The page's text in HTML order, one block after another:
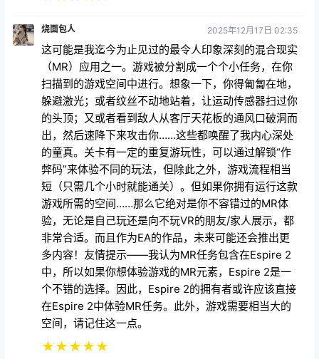
烧面包人 2025年12月17日 02:35
这可能是我迄今为止见过的最令人印象深刻的混合现实
（MR）应用之一。游戏被分割成一个个小任务，在你
扫描到的游戏空间中进行。想象一下，你得匍匐在地，
躲避激光；或者纹丝不动地站着，让运动传感器扫过你
的头顶；又或者看到敌人从客厅天花板的通风口破洞而
出，然后速降下来攻击你……这些都唤醒了我内心深处
的童真。关卡有一定的重复游玩性，可以通过解锁“作
弊码”来体验不同的玩法，但除此之外，游戏流程相当
短（只需几个小时就能通关）。但如果你拥有运行这款
游戏所需的空间……那么它绝对是你不容错过的MR体
验，无论是自己玩还是向不玩VR的朋友/家人展示，都
非常合适。而且作为EA的作品，未来可能还会推出更
多内容！友情提示——我认为MR任务包含在Espire 2
中，所以如果你想体验游戏的MR元素，Espire 2是一
个不错的选择。因此，Espire 2的拥有者或许应该直接
在Espire 2中体验MR任务。此外，游戏需要相当大的
空间，请记住这一点。
★★★★★